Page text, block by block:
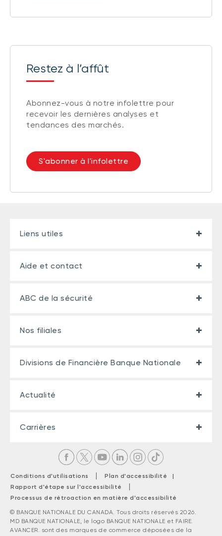
Restez à l’affût
Abonnez-vous à notre infolettre pour
recevoir les dernières analyses et
tendances des marchés.
S'abonner à l'infolettre
Liens utiles
Aide et contact
ABC de la sécurité
Nos filiales
Divisions de Financière Banque Nationale
Actualité
Carrières
Conditions d'utilisations |
Plan d'accessibilité |
Rapport d'étape sur l'accessibilité
|
Processus de rétroaction en matière d'accessibilité
© BANQUE NATIONALE DU CANADA. Tous droits réservés 2026.
MD BANQUE NATIONALE, le logo BANQUE NATIONALE et FAIRE.
AVANCER. sont des marques de commerce déposées de la